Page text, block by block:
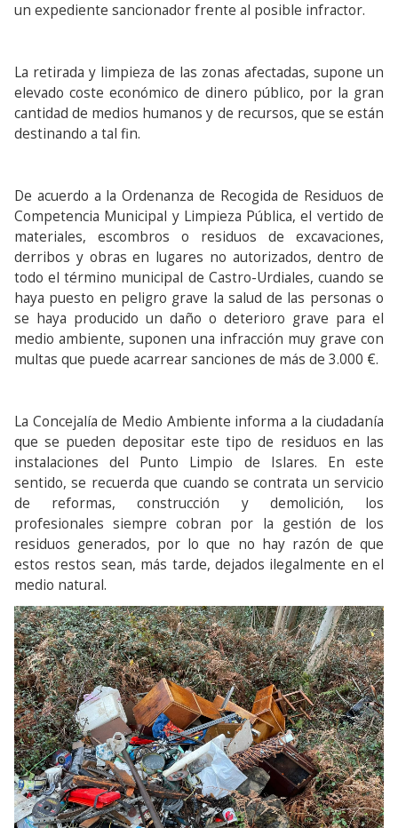
un expediente sancionador frente al posible infractor.
La retirada y limpieza de las zonas afectadas, supone un
elevado coste económico de dinero público, por la gran
cantidad de medios humanos y de recursos, que se están
destinando a tal fin.
De acuerdo a la Ordenanza de Recogida de Residuos de
Competencia Municipal y Limpieza Pública, el vertido de
materiales, escombros o residuos de excavaciones,
derribos y obras en lugares no autorizados, dentro de
todo el término municipal de Castro-Urdiales, cuando se
haya puesto en peligro grave la salud de las personas o
se haya producido un daño o deterioro grave para el
medio ambiente, suponen una infracción muy grave con
multas que puede acarrear sanciones de más de 3.000 €.
La Concejalía de Medio Ambiente informa a la ciudadanía
que se pueden depositar este tipo de residuos en las
instalaciones del Punto Limpio de Islares. En este
sentido, se recuerda que cuando se contrata un servicio
de reformas, construcción y demolición, los
profesionales siempre cobran por la gestión de los
residuos generados, por lo que no hay razón de que
estos restos sean, más tarde, dejados ilegalmente en el
medio natural.